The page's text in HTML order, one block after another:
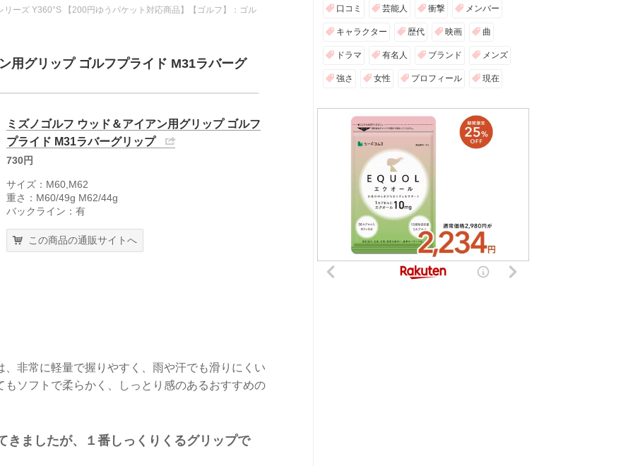
ーズ Y360°S 【200円ゆうパケット対応商品】【ゴルフ】：ゴル
用グリップ ゴルフプライド M31ラバーグ
ミズノゴルフ ウッド＆アイアン用グリップ ゴルフ
プライド M31ラバーグリップ
730円
サイズ：M60,M62
重さ：M60/49g M62/44g
バックライン：有
この商品の通販サイトへ
非常に軽量で握りやすく、雨や汗でも滑りにくい
ソフトで柔らかく、しっとり感のあるおすすめの
きましたが、１番しっくりくるグリップで
口コミ 芸能人 衝撃 メンバー
キャラクター 歴代 映画 曲
ドラマ 有名人 ブランド メンズ
強さ 女性 プロフィール 現在